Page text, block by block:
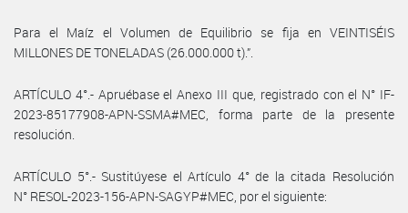
Para el Maíz el Volumen de Equilibrio se fija en VEINTISÉIS
MILLONES DE TONELADAS (26.000.000 t).”.
ARTÍCULO 4°.- Apruébase el Anexo III que, registrado con el N° IF-
2023-85177908-APN-SSMA#MEC, forma parte de la presente
resolución.
ARTÍCULO 5°.- Sustitúyese el Artículo 4° de la citada Resolución
N° RESOL-2023-156-APN-SAGYP#MEC, por el siguiente: